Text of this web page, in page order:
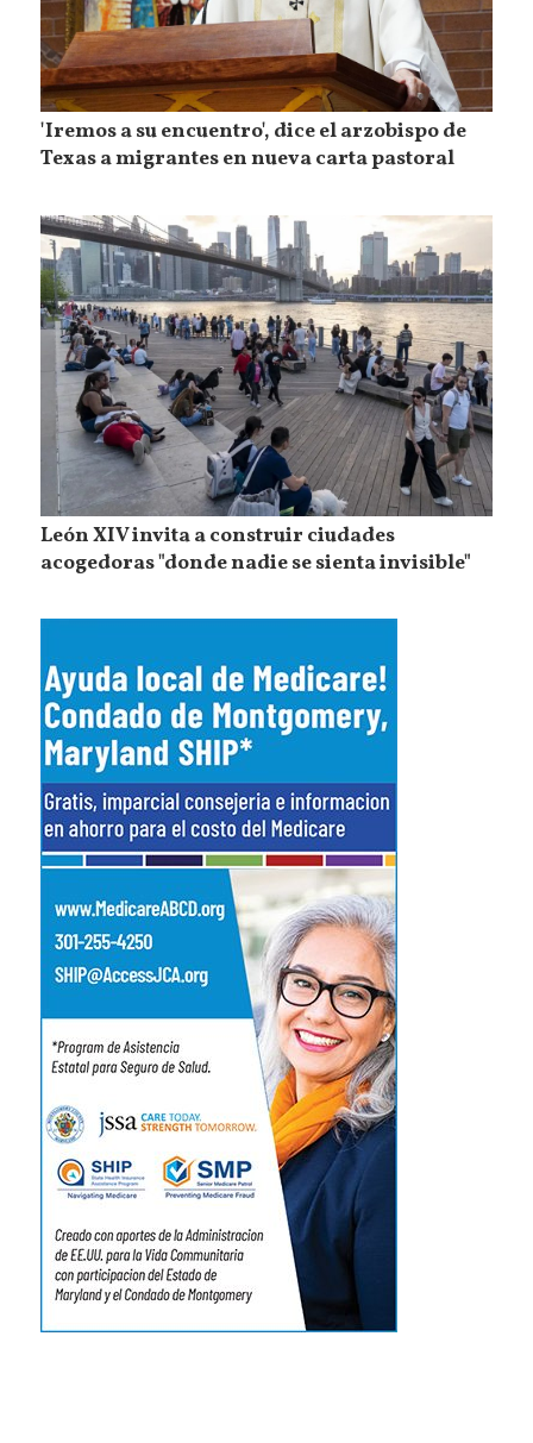
'Iremos a su encuentro', dice el arzobispo de
Texas a migrantes en nueva carta pastoral
León XIV invita a construir ciudades
acogedoras "donde nadie se sienta invisible"